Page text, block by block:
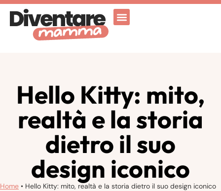
Hello Kitty: mito,
realtà e la storia
dietro il suo
design iconico
Home • Hello Kitty: mito, realtà e la storia dietro il suo design iconico